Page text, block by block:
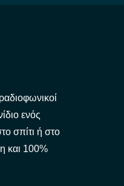
ενός
σπίτι ή στο
και 100%